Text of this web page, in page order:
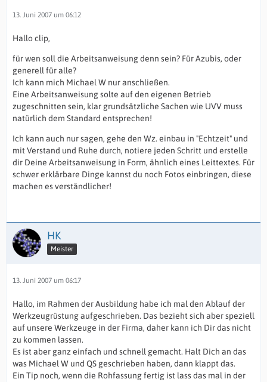
13. Juni 2007 um 06:12
Hallo clip,
für wen soll die Arbeitsanweisung denn sein? Für Azubis, oder
generell für alle?
Ich kann mich Michael W nur anschließen.
Eine Arbeitsanweisung solte auf den eigenen Betrieb
zugeschnitten sein, klar grundsätzliche Sachen wie UVV muss
natürlich dem Standard entsprechen!
Ich kann auch nur sagen, gehe den Wz. einbau in "Echtzeit" und
mit Verstand und Ruhe durch, notiere jeden Schritt und erstelle
dir Deine Arbeitsanweisung in Form, ähnlich eines Leittextes. Für
schwer erklärbare Dinge kannst du noch Fotos einbringen, diese
machen es verständlicher!
HK
Meister
13. Juni 2007 um 06:17
Hallo, im Rahmen der Ausbildung habe ich mal den Ablauf der
Werkzeugrüstung aufgeschrieben. Das bezieht sich aber speziell
auf unsere Werkzeuge in der Firma, daher kann ich Dir das nicht
zu kommen lassen.
Es ist aber ganz einfach und schnell gemacht. Halt Dich an das
was Michael W und QS geschrieben haben, dann klappt das.
Ein Tip noch, wenn die Rohfassung fertig ist lass das mal in der